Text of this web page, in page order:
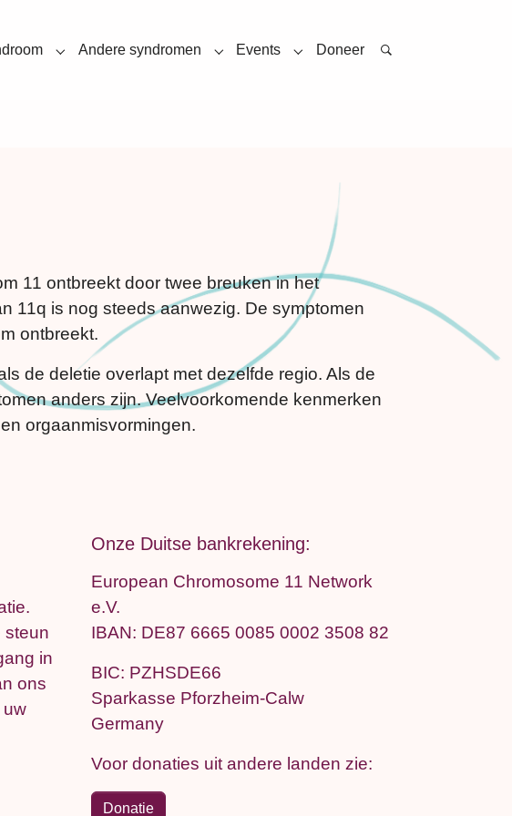
ons" Submenu for "Jacobsen syndroom"
Andere syndromen
Submenu for "Andere syndromen"
Events
Submenu for "Events"
Doneer
11 ontbreekt door twee breuken in het
11q is nog steeds aanwezig. De symptomen
ontbreekt.
de deletie overlapt met dezelfde regio. Als de
anders zijn. Veelvoorkomende kenmerken
orgaanmisvormingen.
steun
in
ons
uw
Onze Duitse bankrekening:
European Chromosome 11 Network
e.V.
IBAN: DE87 6665 0085 0002 3508 82
BIC: PZHSDE66
Sparkasse Pforzheim-Calw
Germany
Voor donaties uit andere landen zie:
Donatie